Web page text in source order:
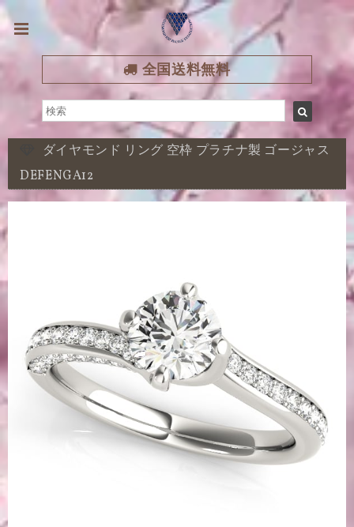
全国送料無料
ダイヤモンド リング 空枠 プラチナ製 ゴージャス
DEFENGA12